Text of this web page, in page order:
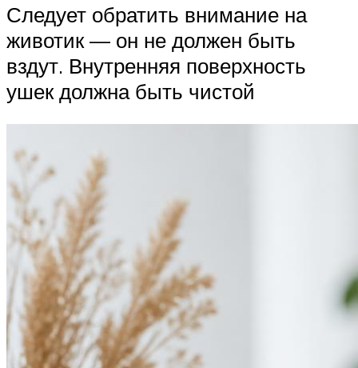
Следует обратить внимание на
животик — он не должен быть
вздут. Внутренняя поверхность
ушек должна быть чистой